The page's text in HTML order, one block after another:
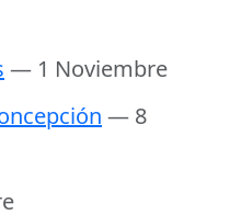
— 1 Noviembre
— 8